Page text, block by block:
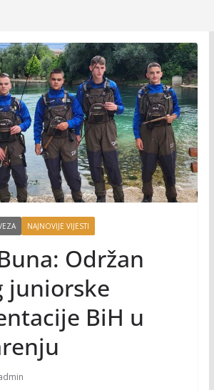
NAJNOVIJE VIJESTI
Održan
juniorske
BiH u